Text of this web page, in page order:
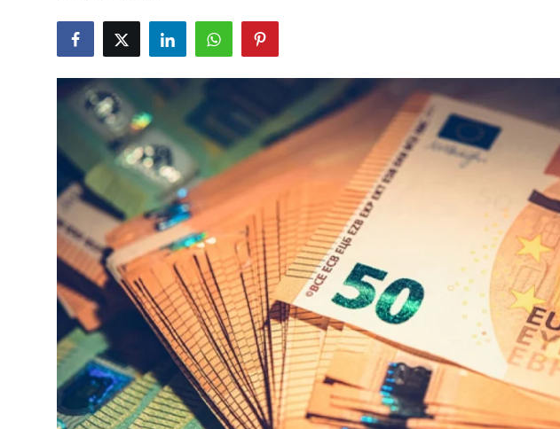
TCMB Kurları
Şirket Haberleri